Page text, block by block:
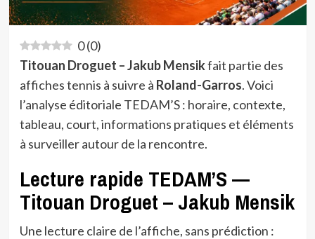
0(0)
Titouan Droguet – Jakub Mensikfait partie des
affiches tennis à suivre à Roland-Garros. Voici
l’analyse éditoriale TEDAM’S : horaire, contexte,
tableau, court, informations pratiques et éléments
à surveiller autour de la rencontre.
Lecture rapide TEDAM’S —
Titouan Droguet – Jakub Mensik
Une lecture claire de l’affiche, sans prédiction :